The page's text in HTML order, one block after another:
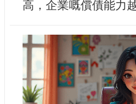
高，企業嘅償債能力越